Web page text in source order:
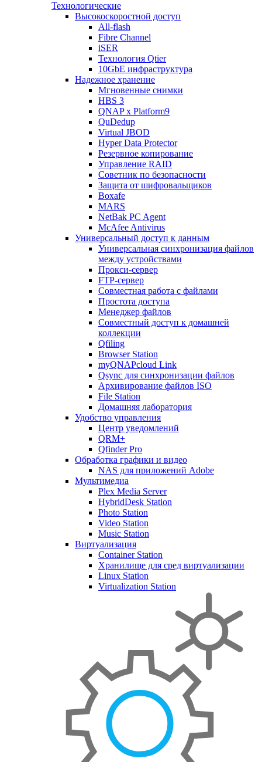
Технологические
Высокоскоростной доступ
All-flash
Fibre Channel
iSER
Технология Qtier
10GbE инфраструктура
Надежное хранение
Мгновенные снимки
HBS 3
QNAP x Platform9
QuDedup
Virtual JBOD
Hyper Data Protector
Резервное копирование
Управление RAID
Советник по безопасности
Защита от шифровальщиков
Boxafe
MARS
NetBak PC Agent
McAfee Antivirus
Универсальный доступ к данным
Универсальная синхронизация файлов
между устройствами
Прокси-сервер
FTP-сервер
Совместная работа с файлами
Простота доступа
Менеджер файлов
Совместный доступ к домашней
коллекции
Qfiling
Browser Station
myQNAPcloud Link
Qsync для синхронизации файлов
Архивирование файлов ISO
File Station
Домашняя лаборатория
Удобство управления
Центр уведомлений
QRM+
Qfinder Pro
Обработка графики и видео
NAS для приложений Adobe
Мультимедиа
Plex Media Server
HybridDesk Station
Photo Station
Video Station
Music Station
Виртуализация
Container Station
Хранилище для сред виртуализации
Linux Station
Virtualization Station